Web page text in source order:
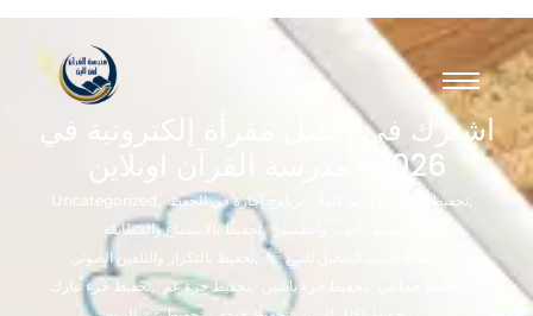
اشترك في أفضل مقرأة إلكترونية في
2026- مدرسة القرآن اونلاين
Uncategorized , برنامج إجازة في الحفظ تحفيظ القرآن الكريم كاملًا,
تحفيظ بالاستماع والمطابقة,
تحفيظ بالتكرار والتلقين الصوتي
تحفيظ بالسند المتصل للنبي ﷺ
تحفيظ جزء تبارك, تحفيظ جزء عم تحفيظ جزء ياسين